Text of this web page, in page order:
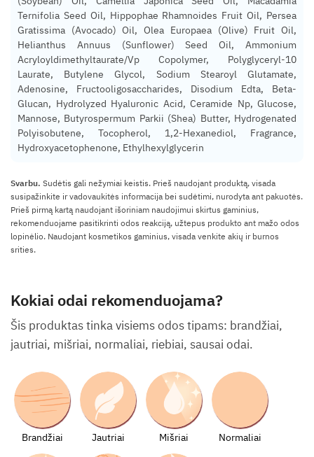
Ternifolia Seed Oil, Hippophae Rhamnoides Fruit Oil, Persea
Gratissima (Avocado) Oil, Olea Europaea (Olive) Fruit Oil,
Helianthus Annuus (Sunflower) Seed Oil, Ammonium
Acryloyldimethyltaurate/Vp Copolymer, Polyglyceryl-10
Laurate, Butylene Glycol, Sodium Stearoyl Glutamate,
Adenosine, Fructooligosaccharides, Disodium Edta, Beta-
Glucan, Hydrolyzed Hyaluronic Acid, Ceramide Np, Glucose,
Mannose, Butyrospermum Parkii (Shea) Butter, Hydrogenated
Polyisobutene, Tocopherol, 1,2-Hexanediol, Fragrance,
Hydroxyacetophenone, Ethylhexylglycerin
Svarbu. Sudėtis gali nežymiai keistis. Prieš naudojant produktą, visada
susipažinkite ir vadovaukitės informacija bei sudėtimi, nurodyta ant pakuotės.
Prieš pirmą kartą naudojant išoriniam naudojimui skirtus gaminius,
rekomenduojame pasitikrinti odos reakciją, užtepus produkto ant mažo odos
lopinėlio. Naudojant kosmetikos gaminius, visada venkite akių ir burnos
srities.
Kokiai odai rekomenduojama?
Šis produktas tinka visiems odos tipams: brandžiai,
jautriai, mišriai, normaliai, riebiai, sausai odai.
Brandžiai Jautriai Mišriai Normaliai